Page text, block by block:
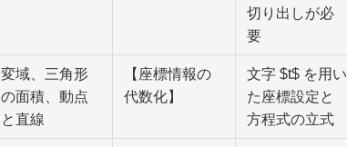
切り出しが必
要
変域、三角形
の面積、動点
と直線
【座標情報の
代数化】
文字 $t$ を用い
た座標設定と
方程式の立式